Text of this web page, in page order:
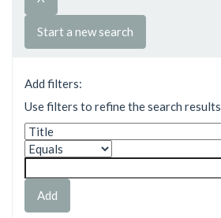
Start a new search
Add filters:
Use filters to refine the search results.